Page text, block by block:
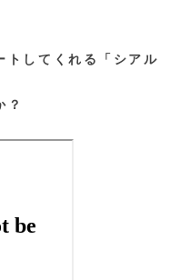
トしてくれる「シアル
？